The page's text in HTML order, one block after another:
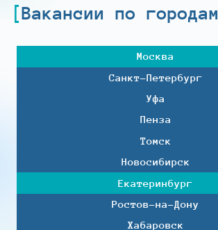
Вакансии по городам
Москва
Санкт-Петербург
Уфа
Пенза
Томск
Новосибирск
Екатеринбург
Ростов-на-Дону
Хабаровск